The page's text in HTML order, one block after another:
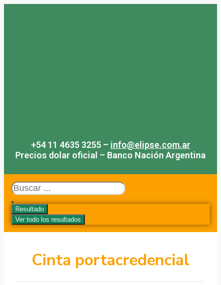
+54 11 4635 3255 – info@elipse.com.ar
Precios dolar oficial – Banco Nación Argentina
Search
...
Resultado
Ver todo los resultados
Cinta portacredencial